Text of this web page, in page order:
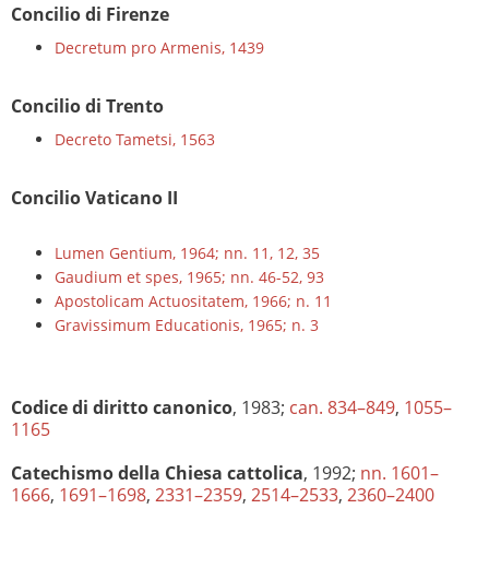
Concilio di Firenze
Decretum pro Armenis, 1439
Concilio di Trento
Decreto Tametsi, 1563
Concilio Vaticano II
Lumen Gentium, 1964; nn. 11, 12, 35
Gaudium et spes, 1965; nn. 46-52, 93
Apostolicam Actuositatem, 1966; n. 11
Gravissimum Educationis, 1965; n. 3
Codice di diritto canonico, 1983; can. 834–849, 1055–
1165
Catechismo della Chiesa cattolica, 1992; nn. 1601–
1666, 1691–1698, 2331–2359, 2514–2533, 2360–2400